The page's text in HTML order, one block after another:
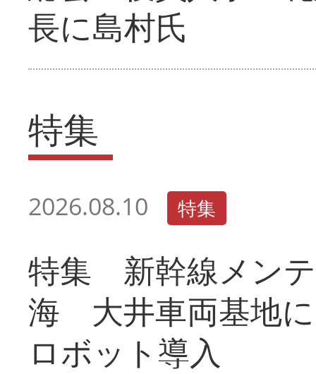
長に島村氏
特集
2026.08.10 特集
特集 新幹線メン
海 大井車両基地
ロボット導入